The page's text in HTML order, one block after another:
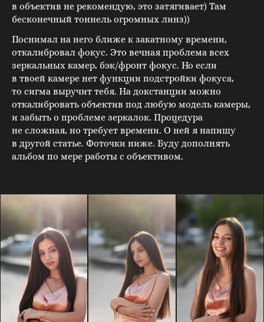
в объектив не рекомендую, это затягивает) Там
бесконечный тоннель огромных линз))
Поснимал на него ближе к закатному времени,
откалибровал фокус. Это вечная проблема всех
зеркальных камер, бэк/фронт фокус. Но если
в твоей камере нет функции подстройки фокуса,
то сигма выручит тебя. На докстанции можно
откалибровать объектив под любую модель камеры,
и забыть о проблеме зеркалок. Процедура
не сложная, но требует времени. О ней я напишу
в другой статье. Фоточки ниже. Буду дополнять
альбом по мере работы с объективом.